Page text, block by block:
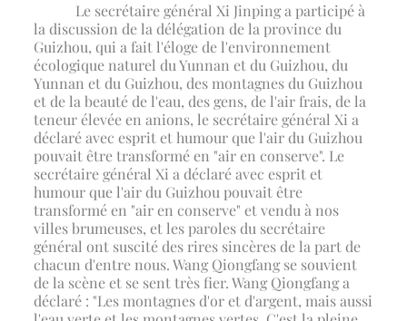
Le secrétaire général Xi Jinping a participé à
la discussion de la délégation de la province du
Guizhou, qui a fait l'éloge de l'environnement
écologique naturel du Yunnan et du Guizhou, du
Yunnan et du Guizhou, des montagnes du Guizhou
et de la beauté de l'eau, des gens, de l'air frais, de la
teneur élevée en anions, le secrétaire général Xi a
déclaré avec esprit et humour que l'air du Guizhou
pouvait être transformé en "air en conserve". Le
secrétaire général Xi a déclaré avec esprit et
humour que l'air du Guizhou pouvait être
transformé en "air en conserve" et vendu à nos
villes brumeuses, et les paroles du secrétaire
général ont suscité des rires sincères de la part de
chacun d'entre nous. Wang Qiongfang se souvient
de la scène et se sent très fier. Wang Qiongfang a
déclaré : "Les montagnes d'or et d'argent, mais aussi